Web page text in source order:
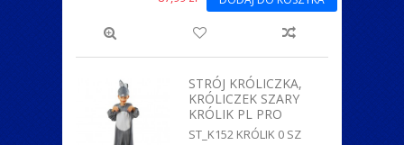
STRÓJ KRÓLICZKA,
KRÓLICZEK SZARY
KRÓLIK PL PRO
ST_K152 KRÓLIK 0 SZ